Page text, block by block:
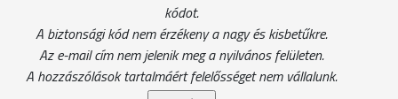
kódot.
A biztonsági kód nem érzékeny a nagy és kisbetűkre.
Az e-mail cím nem jelenik meg a nyilvános felületen.
A hozzászólások tartalmáért felelősséget nem vállalunk.